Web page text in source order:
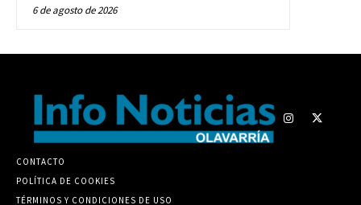
6 de agosto de 2026
CONTACTO
POLÍTICA DE COOKIES
TÉRMINOS Y CONDICIONES DE USO